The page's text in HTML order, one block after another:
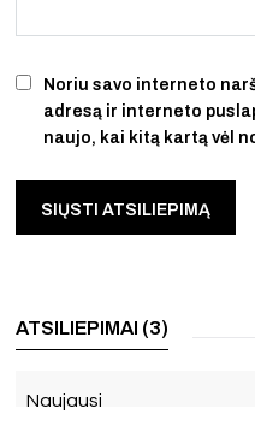
Noriu savo interneto
adresą ir interneto
naujo, kai kitą kartą vėl
ATSILIEPIMAI (3)
Naujausi